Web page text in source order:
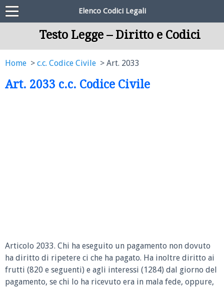
Elenco Codici Legali
Testo Legge – Diritto e Codici
Home c.c. Codice Civile Art. 2033
Art. 2033 c.c. Codice Civile
Articolo 2033. Chi ha eseguito un pagamento non dovuto
ha diritto di ripetere ci che ha pagato. Ha inoltre diritto ai
frutti (820 e seguenti) e agli interessi (1284) dal giorno del
pagamento, se chi lo ha ricevuto era in mala fede, oppure,